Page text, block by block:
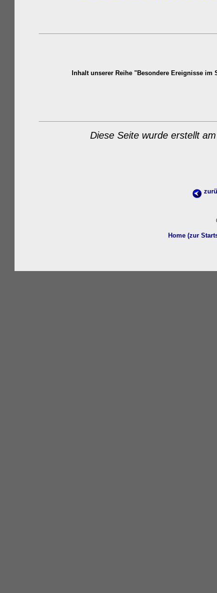
Inhalt unserer Reihe "Besondere Ereignisse
Diese Seite wurde erstellt
Home (zur